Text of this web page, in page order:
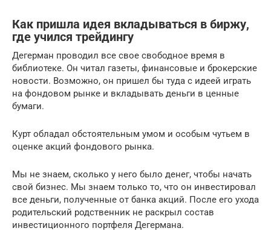
Как пришла идея вкладываться в биржу,
где учился трейдингу
Дегерман проводил все свое свободное время в
библиотеке. Он читал газеты, финансовые и брокерские
новости. Возможно, он пришел бы туда с идеей играть
на фондовом рынке и вкладывать деньги в ценные
бумаги.
Курт обладал обстоятельным умом и особым чутьем в
оценке акций фондового рынка.
Мы не знаем, сколько у него было денег, чтобы начать
свой бизнес. Мы знаем только то, что он инвестировал
все деньги, полученные от банка акций. После его ухода
родительский родственник не раскрыл состав
инвестиционного портфеля Дегермана.